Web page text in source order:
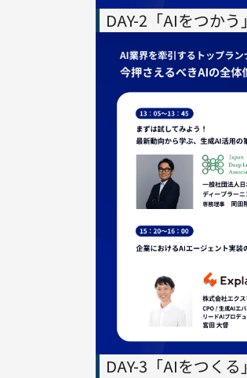
DAY-2「AIをつかう」
DAY-3「AIをつくる」